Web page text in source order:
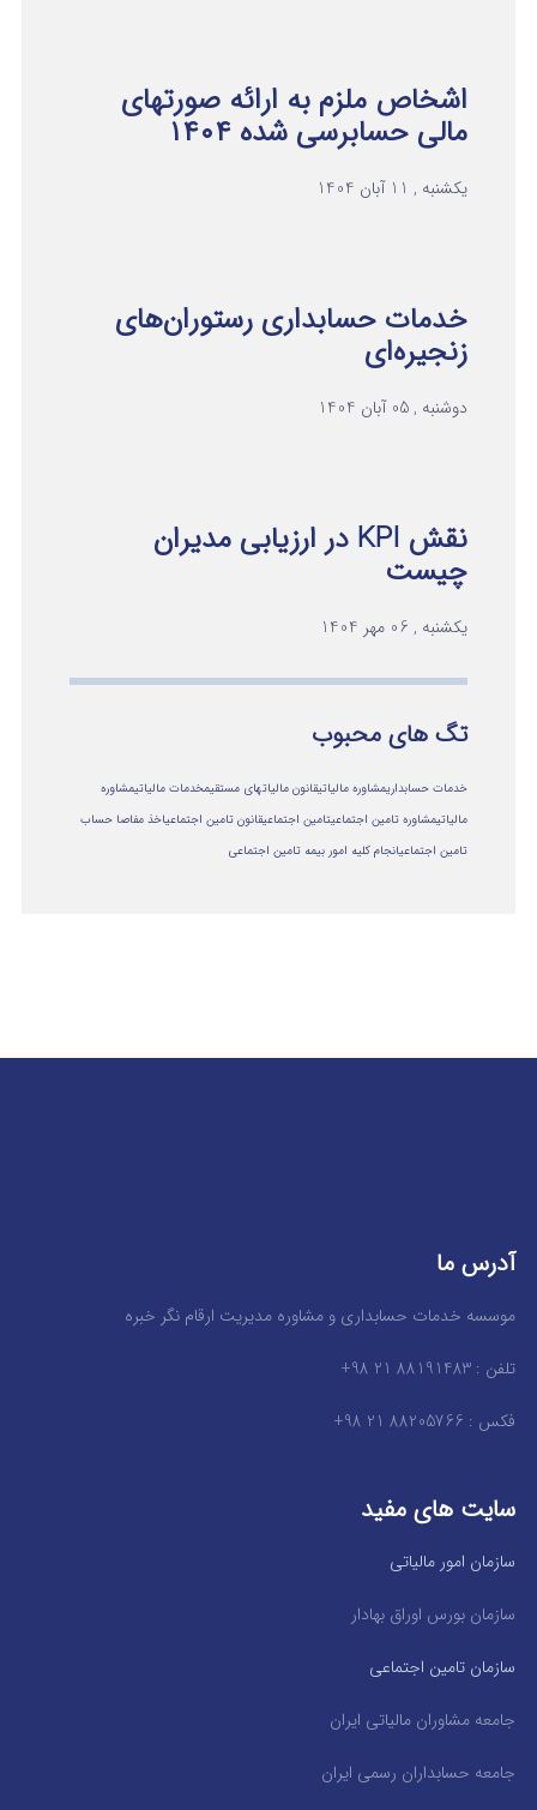
اشخاص ملزم به ارائه صورتهای
مالی حسابرسی شده ۱۴۰۴
یکشنبه , 11 آبان 1404
خدمات حسابداری رستوران‌های
زنجیره‌ای
دوشنبه , 05 آبان 1404
نقش KPI در ارزیابی مدیران
چیست
یکشنبه , 06 مهر 1404
تگ های محبوب
خدمات حسابداریمشاوره مالیاتیقانون مالیاتهای مستقیمخدمات مالیاتیمشاوره
مالياتيمشاوره تامین اجتماعیتامین اجتماعیقانون تامین اجتماعیاخذ مفاصا حساب
تامین اجتماعیانجام کلیه امور بیمه تامین اجتماعی
آدرس ما
موسسه خدمات حسابداری و مشاوره مدیریت ارقام نگر خبره
تلفن : 88191483 21 98+
فکس : 88205766 21 98+
سایت های مفید
سازمان امور مالیاتی
سازمان بورس اوراق بهادار
سازمان تامین اجتماعی
جامعه مشاوران مالیاتی ایران
جامعه حسابداران رسمی ایران